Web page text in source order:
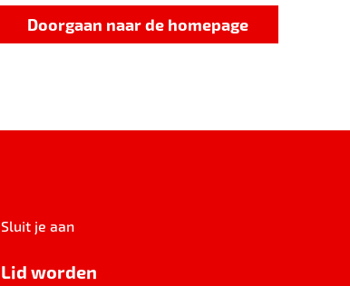
Doorgaan naar de homepage
Sluit je aan
Lid worden